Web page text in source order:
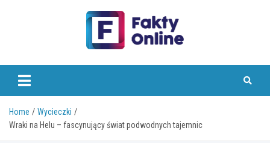
faktyonline.pl
Home
Wycieczki
Wraki na Helu – fascynujący świat podwodnych tajemnic